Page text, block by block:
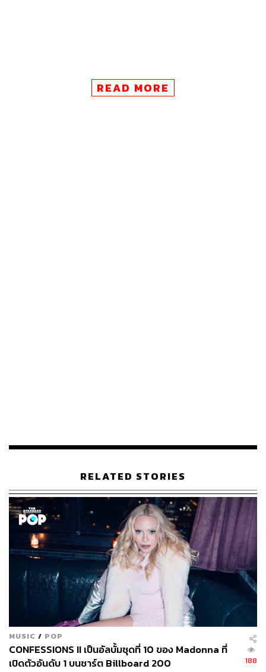
READ MORE
RELATED STORIES
MUSIC / POP
CONFESSIONS II เป็นอัลบั้มชุดที่ 10 ของ Madonna ที่
เปิดตัวอันดับ 1 บนชาร์ต Billboard 200
188